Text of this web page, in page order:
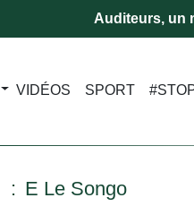
Auditeurs, un
VIDÉOS SPORT
E Le Songo